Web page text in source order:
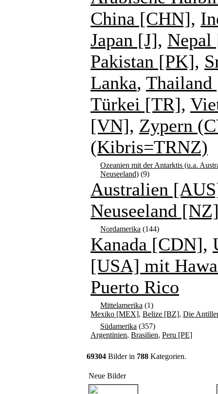
China [CHN],
Japan [J],
Pakistan [PK],
Lanka,
Türkei [TR],
[VN], Zypern
(Kibris=TRNZ)
Ozeanien mit der Antarktis (u.a.
Neuseeland) (9)
Australien
Neuseeland
Nordamerika (144)
Kanada [CDN],
[USA] mit
Puerto Rico
Mittelamerika (1)
Mexiko [MEX], Belize [BZ], Die
Südamerika (357)
Argentinien, Brasilien, Peru [PE]
69304 Bilder in 788 Kategorien.
Neue Bilder